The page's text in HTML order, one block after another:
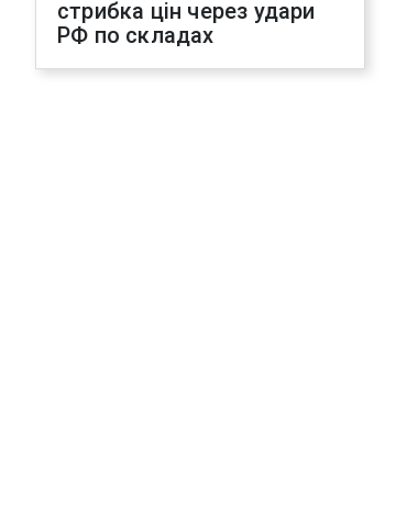
стрибка цін через удари
РФ по складах